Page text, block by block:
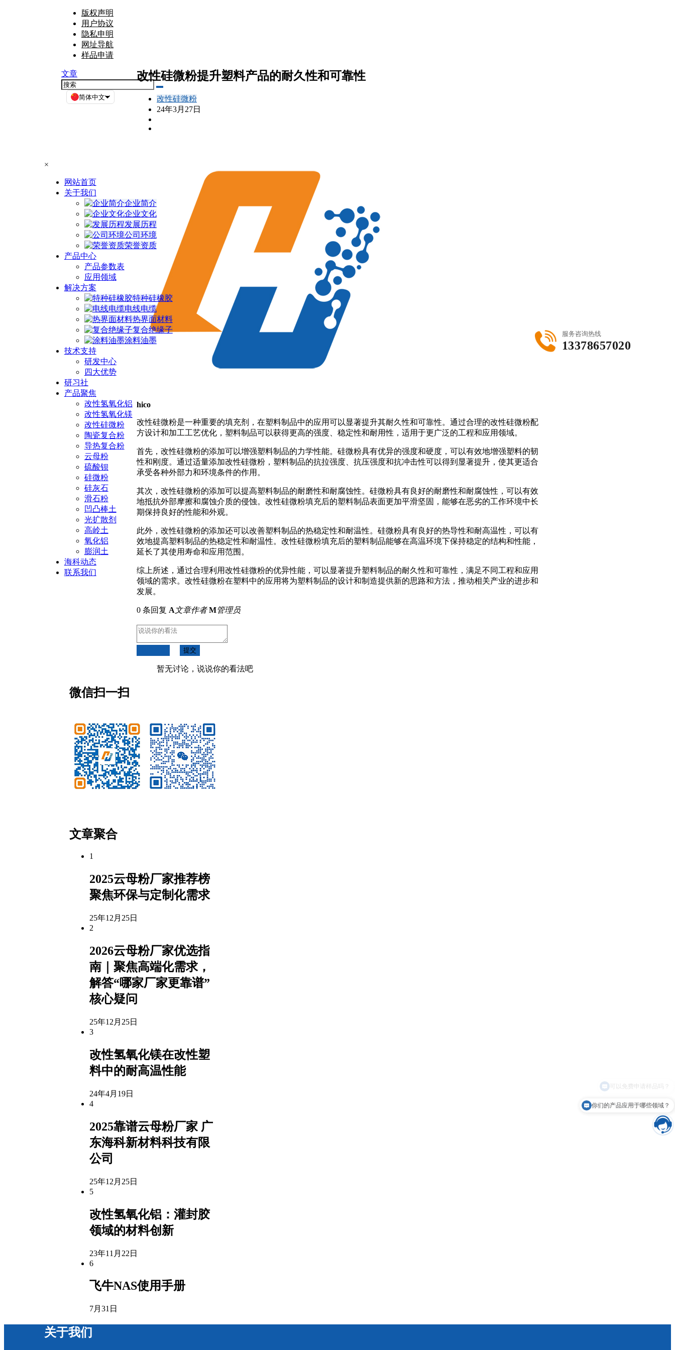
版权声明
用户协议
隐私申明
网址导航
样品申请
文章
简体中文
服务咨询热线
13378657020
×
网站首页
关于我们
企业简介
企业文化
发展历程
公司环境
荣誉资质
产品中心
产品参数表
应用领域
解决方案
特种硅橡胶
电线电缆
热界面材料
复合绝缘子
涂料油墨
技术支持
研发中心
四大优势
研习社
产品聚焦
改性氢氧化铝
改性氢氧化镁
改性硅微粉
陶瓷复合粉
导热复合粉
云母粉
硫酸钡
硅微粉
硅灰石
滑石粉
凹凸棒土
光扩散剂
高岭土
氧化铝
膨润土
海科动态
联系我们
改性硅微粉提升塑料产品的耐久性和可靠性
改性硅微粉
24年3月27日
hico
改性硅微粉是一种重要的填充剂，在塑料制品中的应用可以显著提升其耐久性和可靠性。通过合理的改性硅微粉配
方设计和加工工艺优化，塑料制品可以获得更高的强度、稳定性和耐用性，适用于更广泛的工程和应用领域。
首先，改性硅微粉的添加可以增强塑料制品的力学性能。硅微粉具有优异的强度和硬度，可以有效地增强塑料的韧
性和刚度。通过适量添加改性硅微粉，塑料制品的抗拉强度、抗压强度和抗冲击性可以得到显著提升，使其更适合
承受各种外部力和环境条件的作用。
其次，改性硅微粉的添加可以提高塑料制品的耐磨性和耐腐蚀性。硅微粉具有良好的耐磨性和耐腐蚀性，可以有效
地抵抗外部摩擦和腐蚀介质的侵蚀。改性硅微粉填充后的塑料制品表面更加平滑坚固，能够在恶劣的工作环境中长
期保持良好的性能和外观。
此外，改性硅微粉的添加还可以改善塑料制品的热稳定性和耐温性。硅微粉具有良好的热导性和耐高温性，可以有
效地提高塑料制品的热稳定性和耐温性。改性硅微粉填充后的塑料制品能够在高温环境下保持稳定的结构和性能，
延长了其使用寿命和应用范围。
综上所述，通过合理利用改性硅微粉的优异性能，可以显著提升塑料制品的耐久性和可靠性，满足不同工程和应用
领域的需求。改性硅微粉在塑料中的应用将为塑料制品的设计和制造提供新的思路和方法，推动相关产业的进步和
发展。
0 条回复 A文章作者 M管理员
提交
暂无讨论，说说你的看法吧
微信扫一扫
文章聚合
1
2025云母粉厂家推荐榜
聚焦环保与定制化需求
25年12月25日
2
2026云母粉厂家优选指
南｜聚焦高端化需求，
解答“哪家厂家更靠谱”
核心疑问
25年12月25日
3
改性氢氧化镁在改性塑
料中的耐高温性能
24年4月19日
4
2025靠谱云母粉厂家 广
东海科新材料科技有限
公司
25年12月25日
5
改性氢氧化铝：灌封胶
领域的材料创新
23年11月22日
6
飞牛NAS使用手册
7月31日
关于我们
你们的产品应用于哪些领域？